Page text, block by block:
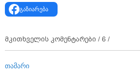
ფრაზა საბავშვო მუსიკალურ
ერთი მონაწილის შეფასებისას თქვა,
გადაცემა დაახლოებით თვე-ნახევრის
როცა "უცხოური გავლენის
გაზიარება
მკითხველის კომენტარები / 6 /
თამარი